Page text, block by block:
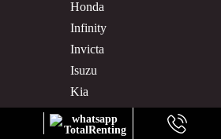
Honda
Infinity
Invicta
Isuzu
Kia
Hyundai
Daimler Truck